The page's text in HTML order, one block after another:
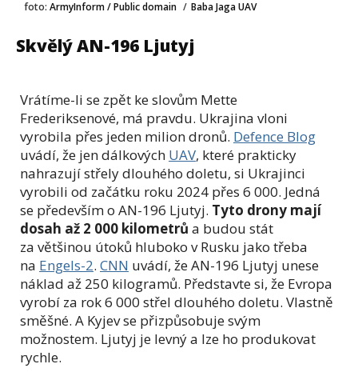
foto: ArmyInform / Public domain / Baba Jaga UAV
Skvělý AN-196 Ljutyj
Vrátíme-li se zpět ke slovům Mette
Frederiksenové, má pravdu. Ukrajina vloni
vyrobila přes jeden milion dronů. Defence Blog
uvádí, že jen dálkových UAV, které prakticky
nahrazují střely dlouhého doletu, si Ukrajinci
vyrobili od začátku roku 2024 přes 6 000. Jedná
se především o AN-196 Ljutyj. Tyto drony mají
dosah až 2 000 kilometrů a budou stát
za většinou útoků hluboko v Rusku jako třeba
na Engels-2. CNN uvádí, že AN-196 Ljutyj unese
náklad až 250 kilogramů. Představte si, že Evropa
vyrobí za rok 6 000 střel dlouhého doletu. Vlastně
směšné. A Kyjev se přizpůsobuje svým
možnostem. Ljutyj je levný a lze ho produkovat
rychle.